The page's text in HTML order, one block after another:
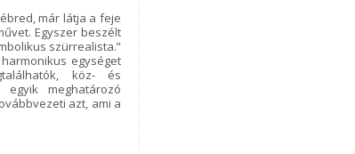
már látja a feje
Egyszer beszélt
szürrealista.”
egységet
köz- és
meghatározó
azt, ami a